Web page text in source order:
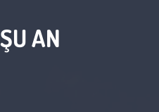
ŞU AN